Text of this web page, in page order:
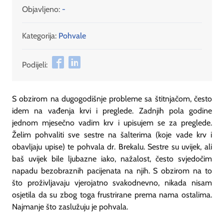
Objavljeno: -
Kategorija: Pohvale
Podijeli:
S obzirom na dugogodišnje probleme sa štitnjačom, često
idem na vađenja krvi i preglede. Zadnjih pola godine
jednom mjesečno vadim krv i upisujem se za preglede.
Želim pohvaliti sve sestre na šalterima (koje vade krv i
obavljaju upise) te pohvala dr. Brekalu. Sestre su uvijek, ali
baš uvijek bile ljubazne iako, nažalost, često svjedočim
napadu bezobraznih pacijenata na njih. S obzirom na to
što proživljavaju vjerojatno svakodnevno, nikada nisam
osjetila da su zbog toga frustrirane prema nama ostalima.
Najmanje što zaslužuju je pohvala.